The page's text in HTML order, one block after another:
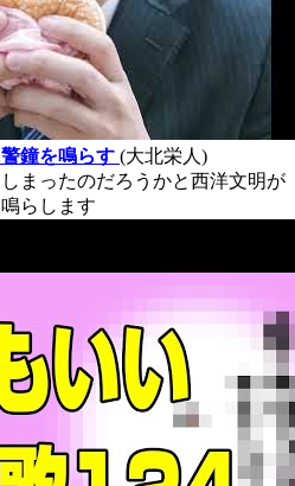
鐘を鳴らす (大北栄人)
まったのだろうかと西洋文明が
らします